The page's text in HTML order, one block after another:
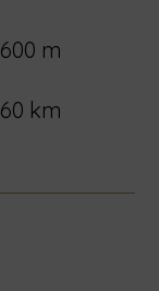
600 m
60 km